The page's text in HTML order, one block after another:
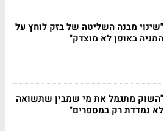
"שינוי מבנה השליטה של בזק לוחץ על
המניה באופן לא מוצדק"
"השוק מתגמל את מי שמבין שתשואה
לא נמדדת רק במספרים"